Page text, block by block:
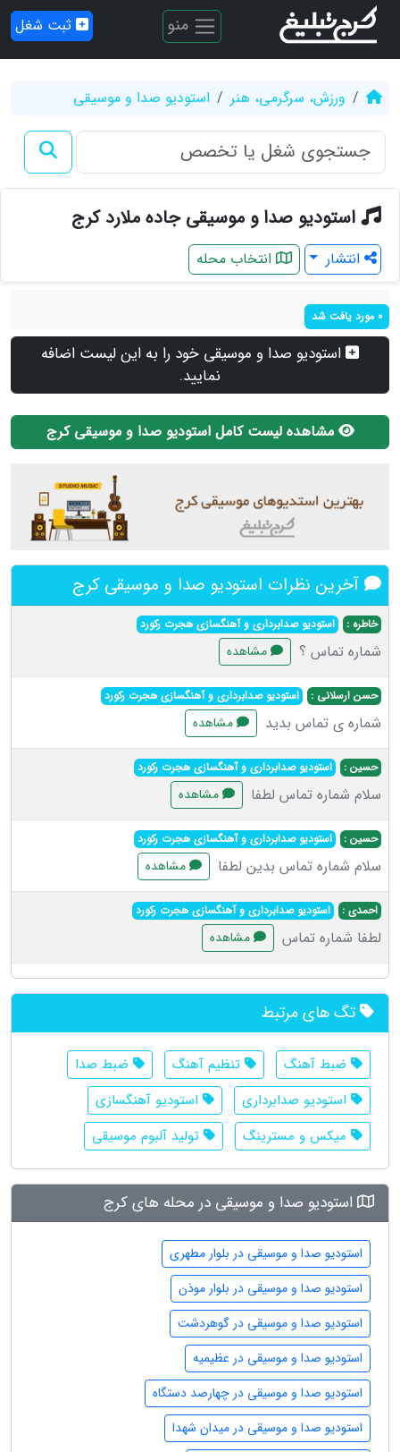
منو ثبت شغل
ورزش، سرگرمی، هنر استودیو صدا و موسیقی
استودیو صدا و موسیقی جاده ملارد کرج
انتشار انتخاب محله
0 مورد یافت شد
استودیو صدا و موسیقی خود را به این لیست اضافه
نمایید.
مشاهده لیست کامل استودیو صدا و موسیقی کرج
آخرین نظرات استودیو صدا و موسیقی کرج
خاطره : استودیو صدابرداری و آهنگسازی هجرت رکورد
شماره تماس ؟ مشاهده
حسن ارسلانی : استودیو صدابرداری و آهنگسازی هجرت رکورد
شماره ی تماس بدید مشاهده
حسین : استودیو صدابرداری و آهنگسازی هجرت رکورد
سلام شماره تماس لطفا مشاهده
حسین : استودیو صدابرداری و آهنگسازی هجرت رکورد
سلام شماره تماس بدین لطفا مشاهده
احمدی : استودیو صدابرداری و آهنگسازی هجرت رکورد
لطفا شماره تماس مشاهده
تگ های مرتبط
ضبط آهنگ تنظیم آهنگ
ضبط صدا
استودیو صدابرداری
استودیو آهنگسازی
میکس و مسترینگ
تولید آلبوم موسیقی
استودیو صدا و موسیقی در محله های کرج
استودیو صدا و موسیقی در بلوار مطهری
استودیو صدا و موسیقی در بلوار موذن
استودیو صدا و موسیقی در گوهردشت
استودیو صدا و موسیقی در عظیمیه
استودیو صدا و موسیقی در چهارصد دستگاه
استودیو صدا و موسیقی در میدان شهدا